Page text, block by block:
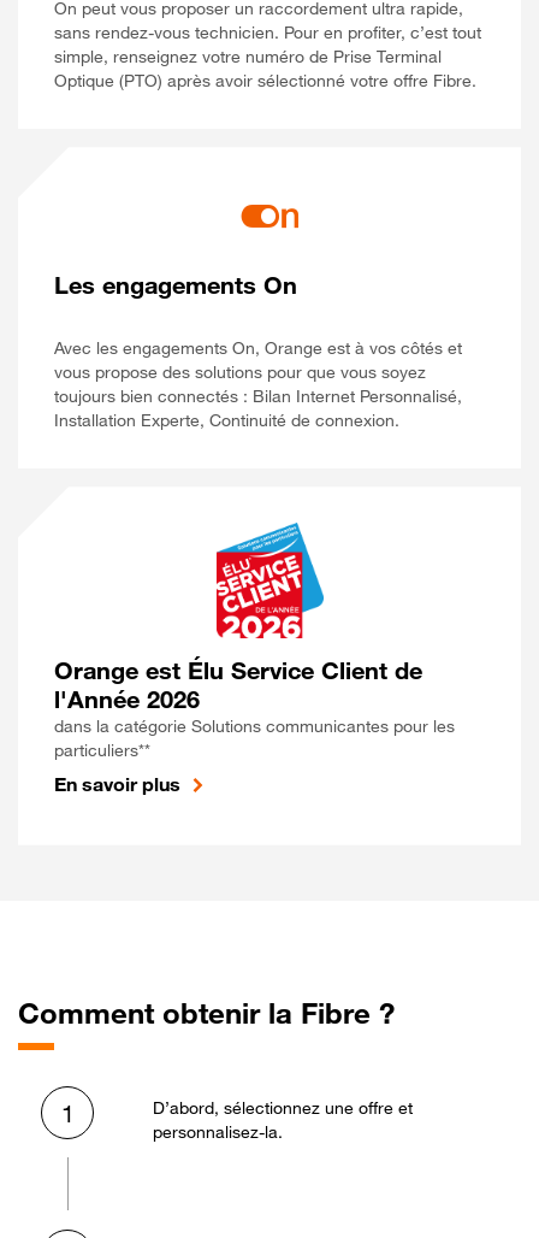
On peut vous proposer un raccordement ultra rapide,
sans rendez-vous technicien. Pour en profiter, c’est tout
simple, renseignez votre numéro de Prise Terminal
Optique (PTO) après avoir sélectionné votre offre Fibre.
Les engagements On
Avec les engagements On, Orange est à vos côtés et
vous propose des solutions pour que vous soyez
toujours bien connectés : Bilan Internet Personnalisé,
Installation Experte, Continuité de connexion.
Orange est Élu Service Client de
l'Année 2026
dans la catégorie Solutions communicantes pour les
particuliers**
En savoir plus
Comment obtenir la Fibre ?
1
D’abord, sélectionnez une offre et
personnalisez-la.